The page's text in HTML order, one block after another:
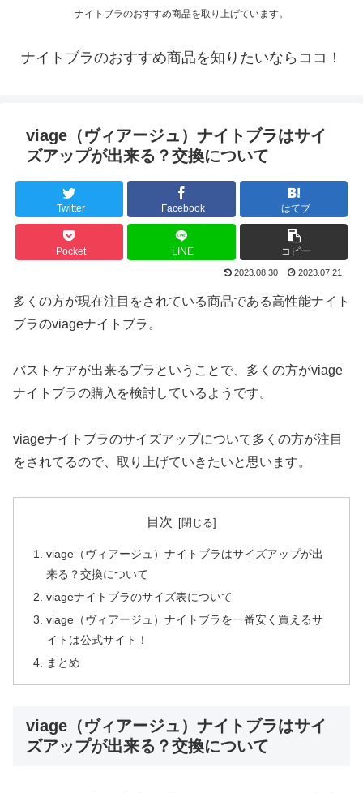
ナイトブラのおすすめ商品を取り上げています。
ナイトブラのおすすめ商品を知りたいならココ！
viage（ヴィアージュ）ナイトブラはサイ
ズアップが出来る？交換について
Twitter Facebook はてブ
Pocket LINE コピー
2023.08.30 2023.07.21
多くの方が現在注目をされている商品である高性能ナイト
ブラのviageナイトブラ。
バストケアが出来るブラということで、多くの方がviage
ナイトブラの購入を検討しているようです。
viageナイトブラのサイズアップについて多くの方が注目
をされてるので、取り上げていきたいと思います。
目次
viage（ヴィアージュ）ナイトブラはサイズアップが出
来る？交換について
viageナイトブラのサイズ表について
viage（ヴィアージュ）ナイトブラを一番安く買えるサ
イトは公式サイト！
まとめ
viage（ヴィアージュ）ナイトブラはサイ
ズアップが出来る？交換について